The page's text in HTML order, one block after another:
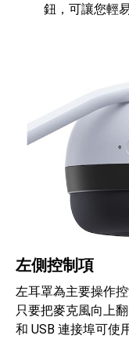
鈕，可讓您輕
左側控制項
左耳罩為主要操作
只要把麥克風向上
和 USB 連接埠可使